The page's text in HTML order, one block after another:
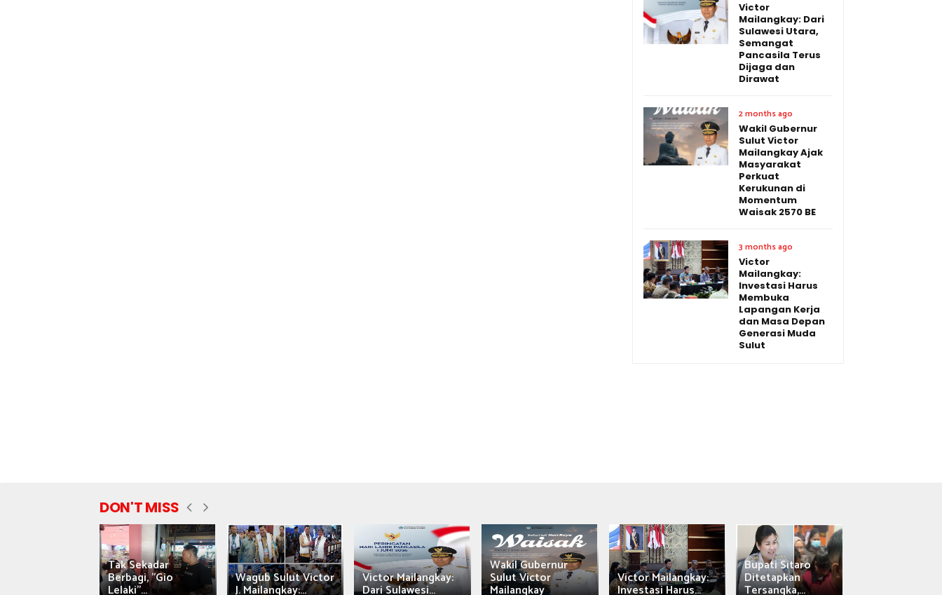
Victor
Mailangkay: Dari
Sulawesi Utara,
Semangat
Pancasila Terus
Dijaga dan
Dirawat
2 months ago
Wakil Gubernur
Sulut Victor
Mailangkay Ajak
Masyarakat
Perkuat
Kerukunan di
Momentum
Waisak 2570 BE
3 months ago
Victor
Mailangkay:
Investasi Harus
Membuka
Lapangan Kerja
dan Masa Depan
Generasi Muda
Sulut
DON'T MISS
Tak Sekadar
Berbagi, "Gio
Lelaki"...
Wagub Sulut Victor
J. Mailangkay:...
Victor Mailangkay:
Dari Sulawesi...
Wakil Gubernur
Sulut Victor
Mailangkay
Victor Mailangkay:
Investasi Harus...
Bupati Sitaro
Ditetapkan
Tersangka,...